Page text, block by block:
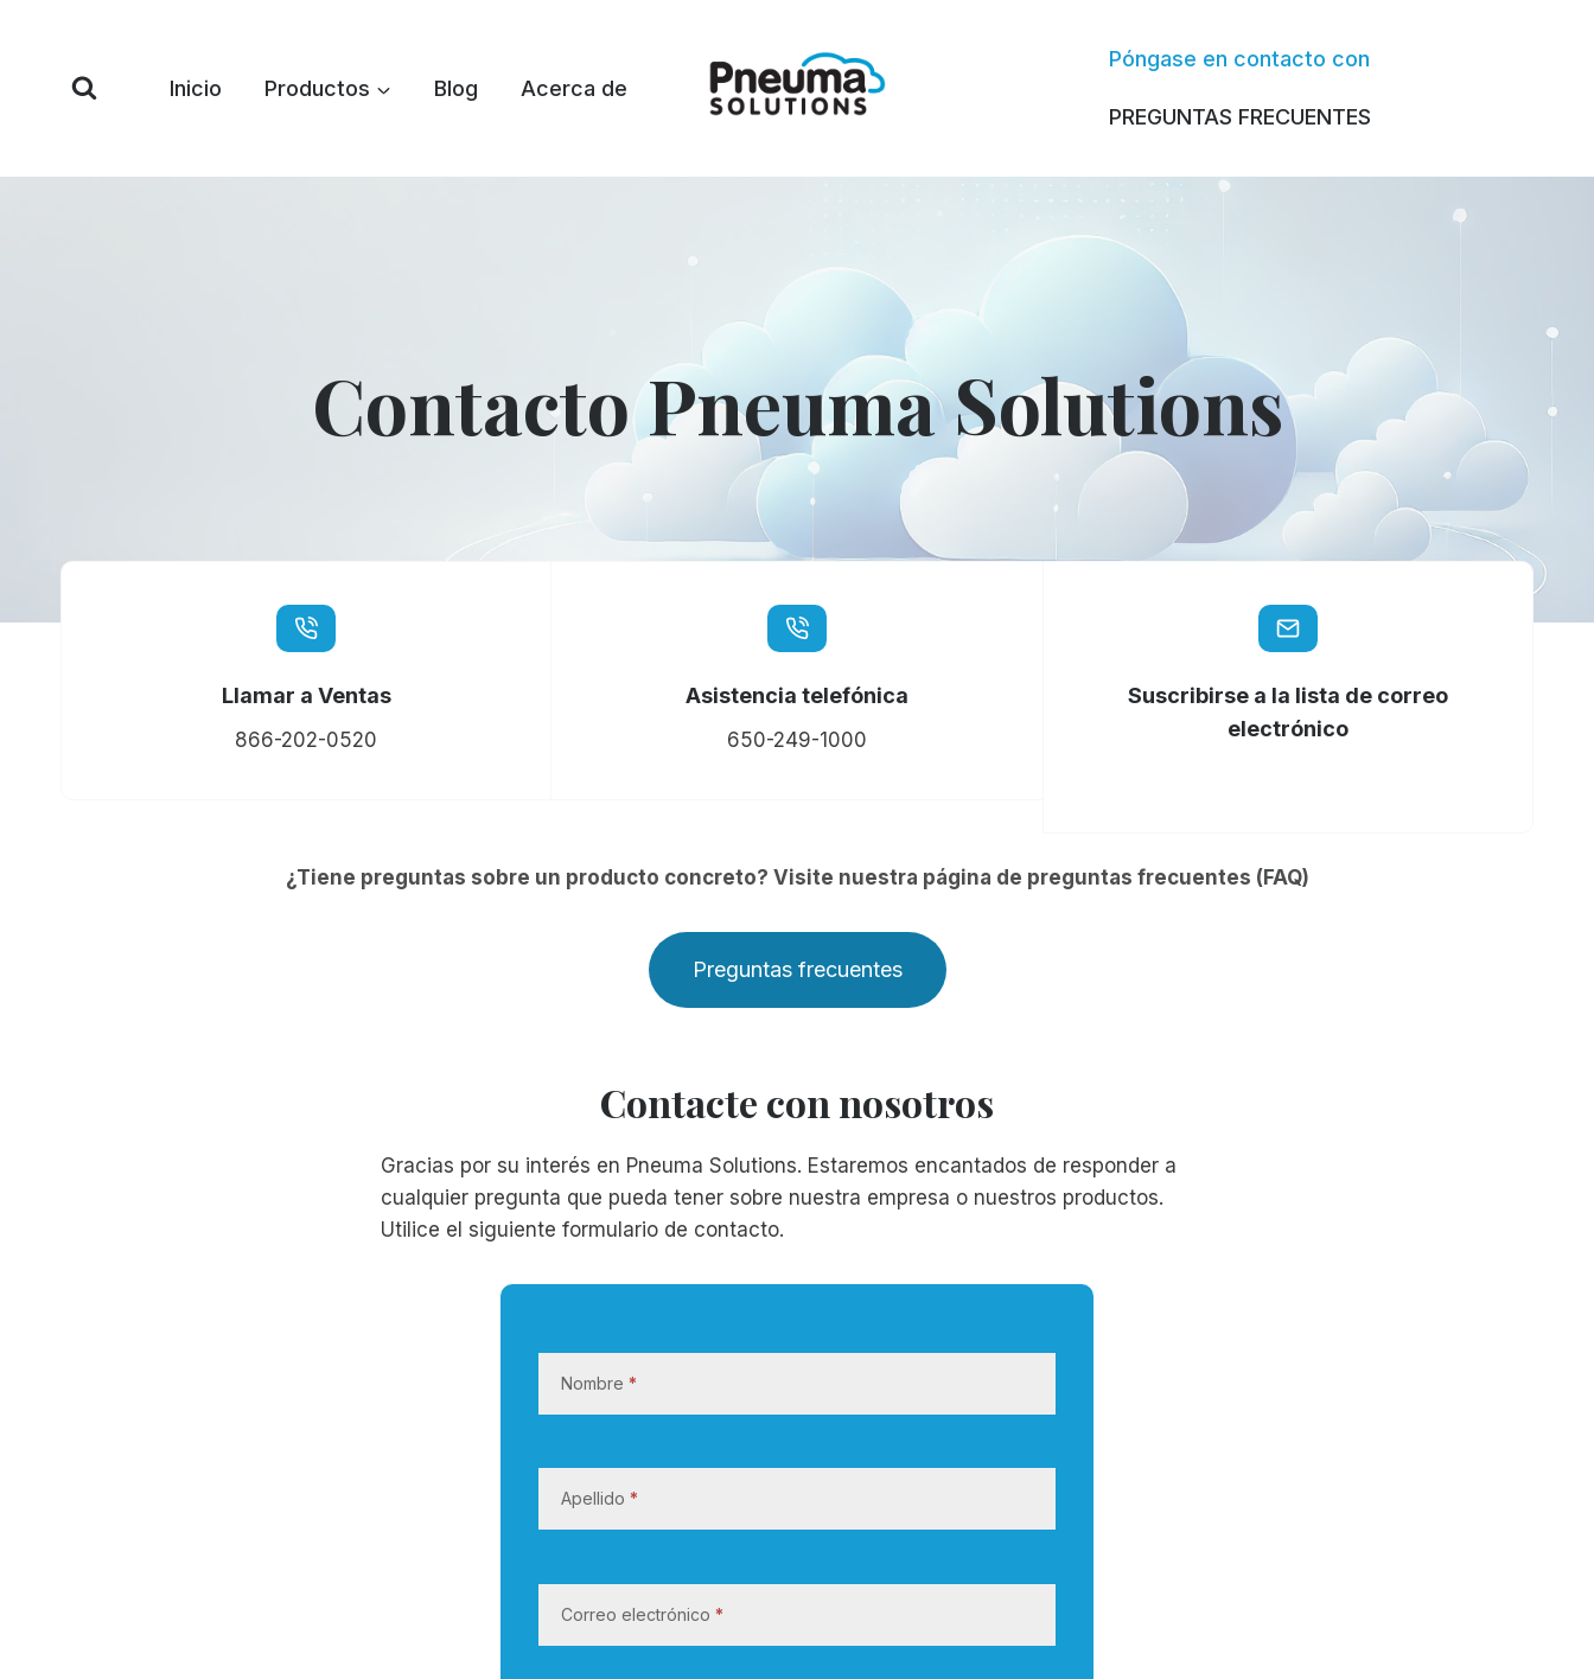
Contenido
Inicio Productos Blog Acerca de
Póngase en contacto con
PREGUNTAS FRECUENTES
Contacto Pneuma Solutions
Llamar a Ventas
866-202-0520
Asistencia telefónica
650-249-1000
Suscribirse a la lista de correo
electrónico
¿Tiene preguntas sobre un producto concreto? Visite nuestra página de preguntas frecuentes (FAQ)
Preguntas frecuentes
Contacte con nosotros
Gracias por su interés en Pneuma Solutions. Estaremos encantados de responder a
cualquier pregunta que pueda tener sobre nuestra empresa o nuestros productos.
Utilice el siguiente formulario de contacto.
a
t
Nombre *
Apellido *
Correo electrónico *